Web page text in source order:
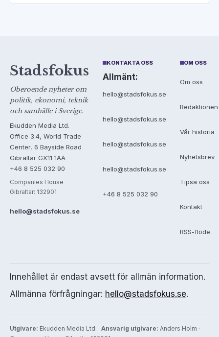
Stadsfokus
Oberoende nyheter om
politik, ekonomi, teknik
och samhälle i Sverige.
Ekudden Media Ltd.
Office 3.4, World Trade
Center, 6 Bayside Road
Gibraltar GX11 1AA
+46 8 525 032 90
Companies House
Gibraltar: 132901
hello@stadsfokus.se
KONTAKTA OSS
Allmänt:
hello@stadsfokus.se
hello@stadsfokus.se
hello@stadsfokus.se
hello@stadsfokus.se
+46 8 525 032 90
OM OSS
Om oss
Redaktionen
Vår historia
Nyhetsbrev
Tipsa oss
Kontakt
RSS-flöde
Innehållet är endast avsett för allmän information.
Allmänna förfrågningar: hello@stadsfokus.se.
Utgivare: Ekudden Media Ltd. · Ansvarig utgivare: Anders Holm ·